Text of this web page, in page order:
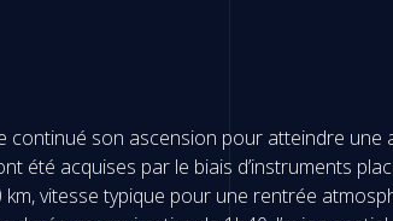
continué son ascension pour atteindre une
été acquises par le biais d’instruments
vitesse typique pour une rentrée